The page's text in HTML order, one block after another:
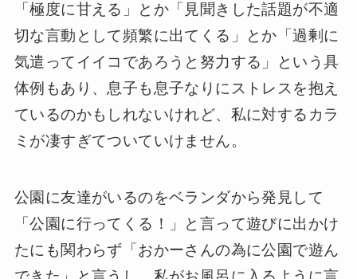
「極度に甘える」とか「見聞きした話題が不適
切な言動として頻繁に出てくる」とか「過剰に
気遣ってイイコであろうと努力する」という具
体例もあり、息子も息子なりにストレスを抱え
ているのかもしれないけれど、私に対するカラ
ミが凄すぎてついていけません。
公園に友達がいるのをベランダから発見して
「公園に行ってくる！」と言って遊びに出かけ
たにも関わらず「おかーさんの為に公園で遊ん